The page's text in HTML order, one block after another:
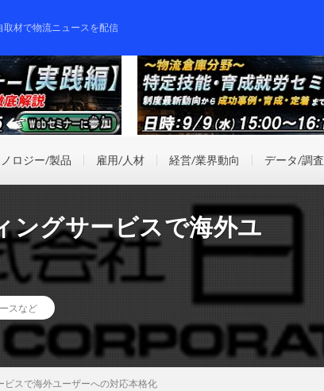
取材で物流ニュースを配信
ロジー/製品 雇用/人材 経営/業界動向 データ/調査
ングサービスで海外ユ
スなど
ビスで海外ユーザーへの対応本格化